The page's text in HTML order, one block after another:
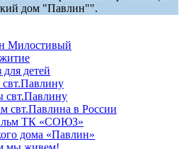
дом "Павлин"".
Милостивый
для детей
свт.Павлину
свт.Павлина в России
ТК «СОЮЗ»
дома «Павлин»